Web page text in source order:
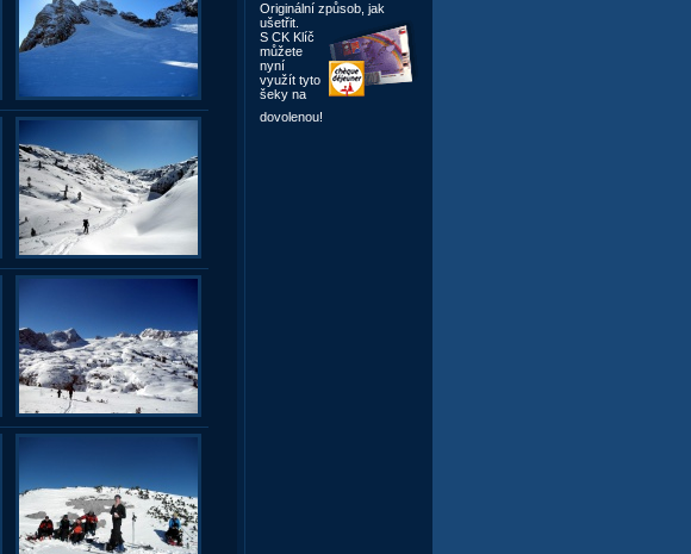
Originální způsob, jak
ušetřit.
S CK Klíč
můžete
nyní
využít tyto
šeky na
dovolenou!